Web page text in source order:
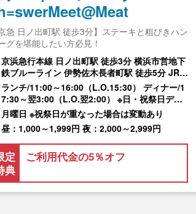
京急 日ノ出町駅 徒歩3分】ステーキと粗びきハン
グを堪能したい方必見！
京浜急行本線 日ノ出町駅 徒歩3分 横浜市営地下
鉄ブルーライン 伊勢佐木長者町駅 徒歩5分 JR…
ランチ/11:00～16:00（L.O.15:30） ディナー/1
7:30～翌3:00（L.O.翌2:00） ※日・祝祭日デ…
月曜日 ※祝祭日が重なった場合は変動あり
昼：1,000～1,999円 夜：2,000～2,999円
定
典
ご利用代金の5％オフ